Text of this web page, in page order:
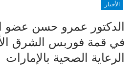
الأخبار
الدكتور عمرو حسن عضو
في قمة فوربس الشرق
الرعاية الصحية بالإمارات